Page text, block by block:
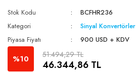
Stok Kodu
BCFHR236
Kategori
Sinyal Konvertörler
Piyasa Fiyatı
900 USD + KDV
%10 51.494,29 TL
46.344,86 TL